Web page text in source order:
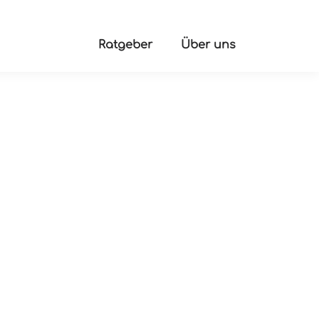
Ratgeber Über uns